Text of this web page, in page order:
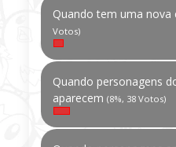
Quando tem uma nova
Votos)
Quando personagens
aparecem (8%, 38 Votos)